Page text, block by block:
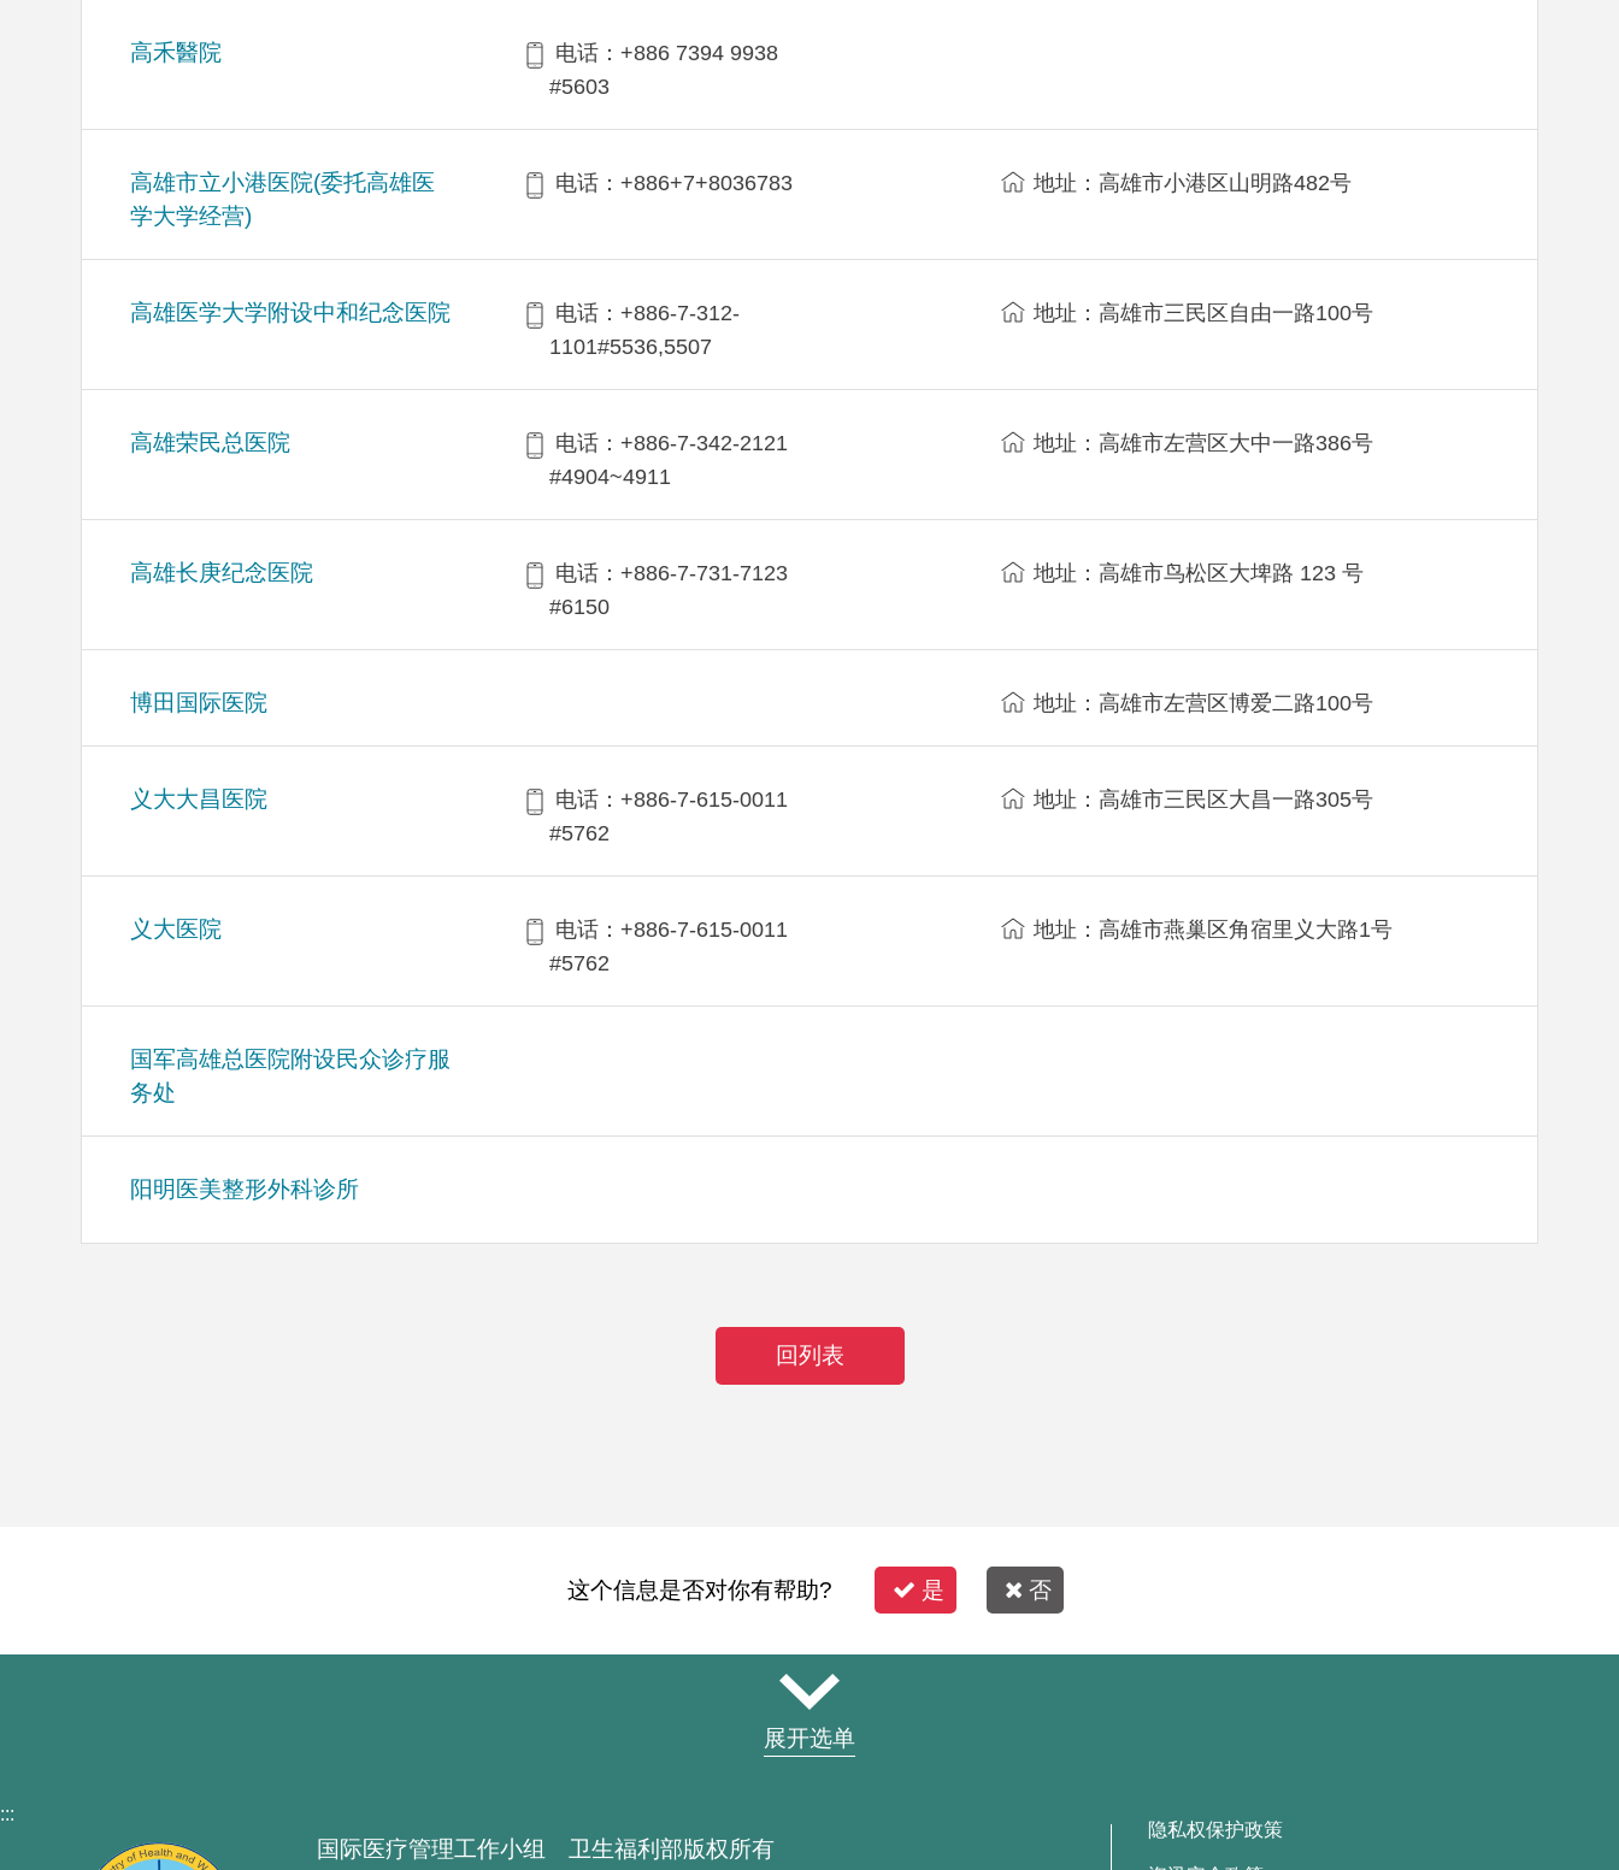
高禾醫院
电话：+886 7394 9938
#5603
高雄市立小港医院(委托高雄医
学大学经营)
电话：+886+7+8036783 地址：高雄市小港区山明路482号
高雄医学大学附设中和纪念医院
电话：+886-7-312-
1101#5536,5507
地址：高雄市三民区自由一路100号
高雄荣民总医院
电话：+886-7-342-2121
#4904~4911
地址：高雄市左营区大中一路386号
高雄长庚纪念医院
电话：+886-7-731-7123
#6150
地址：高雄市鸟松区大埤路 123 号
博田国际医院 地址：高雄市左营区博爱二路100号
义大大昌医院
电话：+886-7-615-0011
#5762
地址：高雄市三民区大昌一路305号
义大医院
电话：+886-7-615-0011
#5762
地址：高雄市燕巢区角宿里义大路1号
国军高雄总医院附设民众诊疗服
务处
阳明医美整形外科诊所
回列表
这个信息是否对你有帮助? 是 否
展开选单
:::
国际医疗管理工作小组 卫生福利部版权所有
隐私权保护政策